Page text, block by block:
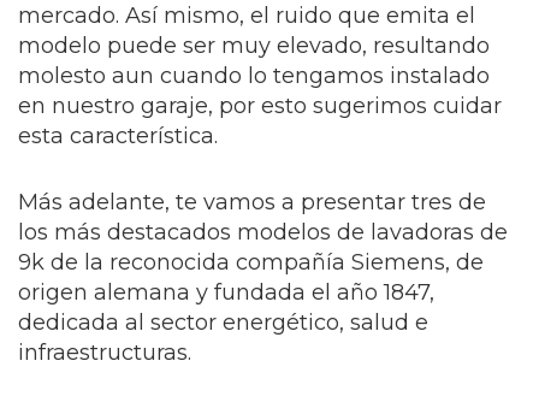
mercado. Así mismo, el ruido que emita el
modelo puede ser muy elevado, resultando
molesto aun cuando lo tengamos instalado
en nuestro garaje, por esto sugerimos cuidar
esta característica.
Más adelante, te vamos a presentar tres de
los más destacados modelos de lavadoras de
9k de la reconocida compañía Siemens, de
origen alemana y fundada el año 1847,
dedicada al sector energético, salud e
infraestructuras.